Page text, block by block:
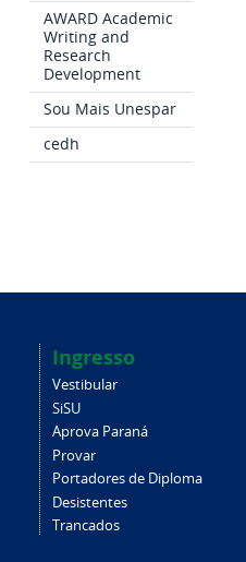
AWARD Academic
Writing and
Research
Development
Sou Mais Unespar
cedh
Ingresso
Vestibular
SiSU
Aprova Paraná
Provar
Portadores de Diploma
Desistentes
Trancados